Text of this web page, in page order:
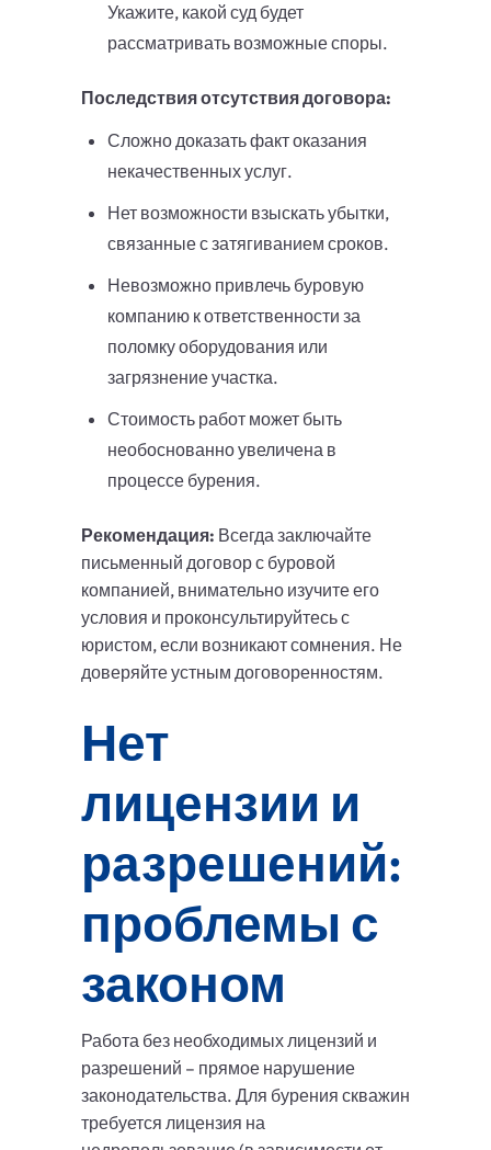
Укажите, какой суд будет
рассматривать возможные споры.
Последствия отсутствия договора:
Сложно доказать факт оказания
некачественных услуг.
Нет возможности взыскать убытки,
связанные с затягиванием сроков.
Невозможно привлечь буровую
компанию к ответственности за
поломку оборудования или
загрязнение участка.
Стоимость работ может быть
необоснованно увеличена в
процессе бурения.
Рекомендация: Всегда заключайте
письменный договор с буровой
компанией, внимательно изучите его
условия и проконсультируйтесь с
юристом, если возникают сомнения. Не
доверяйте устным договоренностям.
Нет
лицензии и
разрешений:
проблемы с
законом
Работа без необходимых лицензий и
разрешений – прямое нарушение
законодательства. Для бурения скважин
требуется лицензия на